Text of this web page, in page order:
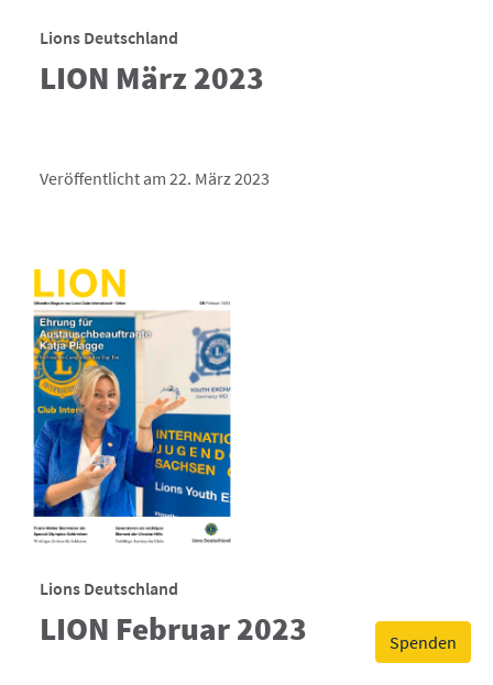
Spenden
Lions Deutschland
LION März 2023
Veröffentlicht am 22. März 2023
Lions Deutschland
LION Februar 2023